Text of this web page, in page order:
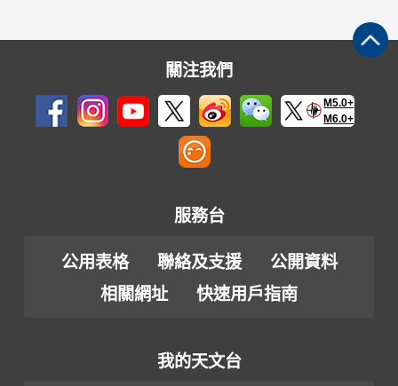
關注我們
M5.0+
M6.0+
服務台
公用表格 聯絡及支援
公開資料
相關網址
快速用戶指南
我的天文台